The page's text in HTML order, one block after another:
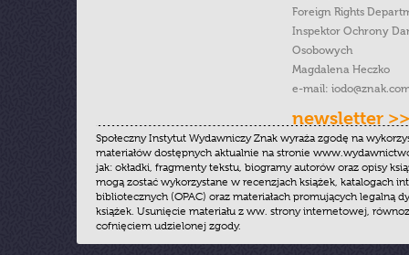
Foreign Rights
Inspektor Ochrony
Osobowych
Magdalena Heczko
e-mail:
newsletter >>
Społeczny Instytut Wydawniczy Znak wyraża zgodę na
materiałów dostępnych aktualnie na stronie
jak: okładki, fragmenty tekstu, biogramy autorów oraz opisy
mogą zostać wykorzystane w recenzjach książek, katalogach
bibliotecznych (OPAC) oraz materiałach promujących legalną
książek. Usunięcie materiału z ww. strony internetowej,
cofnięciem udzielonej zgody.